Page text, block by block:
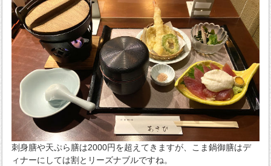
刺身膳や天ぷら膳は2000円を超えてきますが、こま鍋御膳はデ
ィナーにしては割とリーズナブルですね。